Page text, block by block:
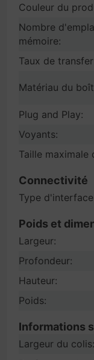
Couleur du
Nombre
mémoire:
Taux de
Matériau du
Plug and Play:
Voyants:
Taille maximale
Connectivité
Type
Poids et
Largeur:
Profondeur:
Hauteur:
Poids:
Informations
Largeur du colis: